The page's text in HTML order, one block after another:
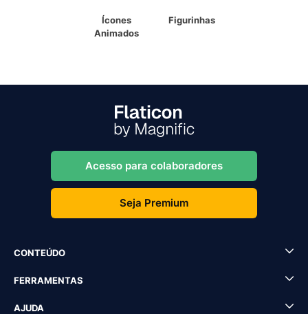
Ícones
Animados
Figurinhas
Acesso para colaboradores
Seja Premium
CONTEÚDO
FERRAMENTAS
AJUDA